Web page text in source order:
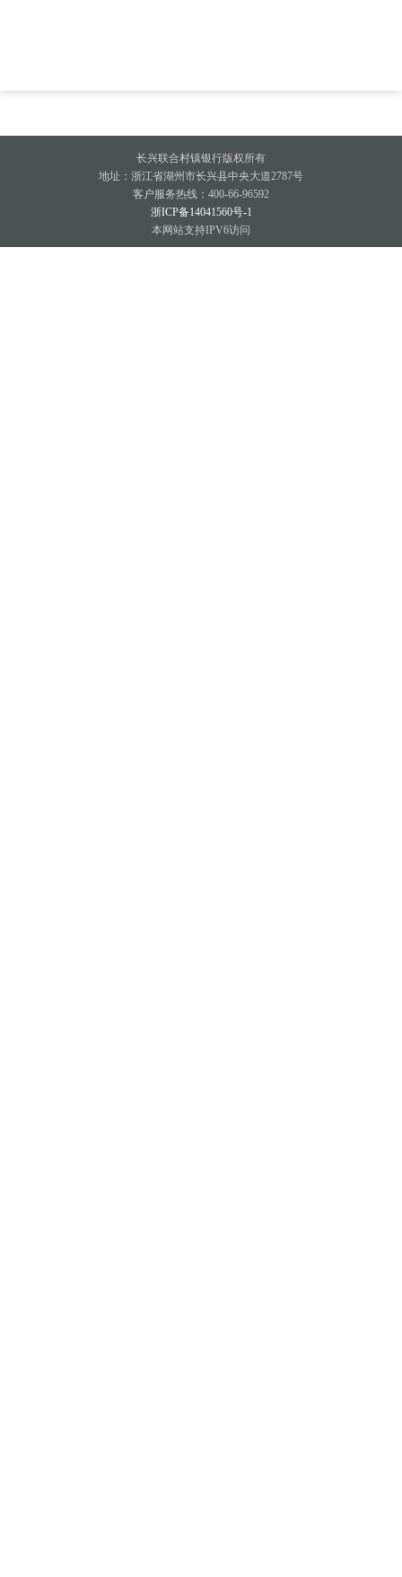
长兴联合村镇银行版权所有
地址：浙江省湖州市长兴县中央大道2787号
客户服务热线：400-66-96592
浙ICP备14041560号-1
本网站支持IPV6访问